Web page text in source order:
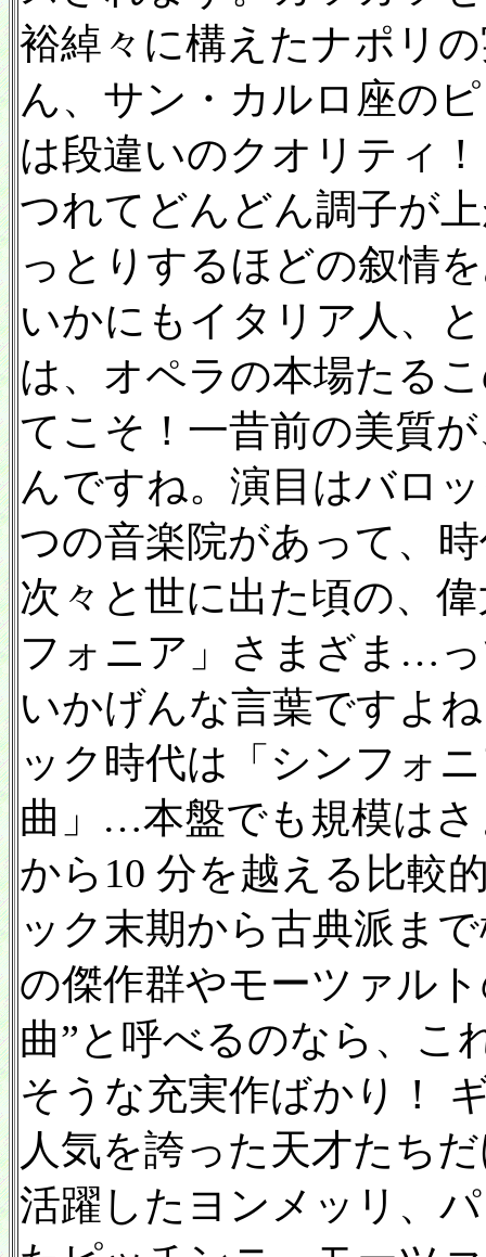
裕綽々に構えたナポリ
ん、サン・カルロ座の
は段違いのクオリティ
つれてどんどん調子が
っとりするほどの叙情
いかにもイタリア人、
は、オペラの本場たる
てこそ！一昔前の美質
んですね。演目はバロ
つの音楽院があって、
次々と世に出た頃の、
フォニア」さまざま…
いかげんな言葉ですよ
ック時代は「シンフォ
曲」…本盤でも規模は
から10 分を越える比較
ック末期から古典派ま
の傑作群やモーツァル
曲”と呼べるのなら、こ
そうな充実作ばかり！
人気を誇った天才たち
活躍したヨンメッリ、